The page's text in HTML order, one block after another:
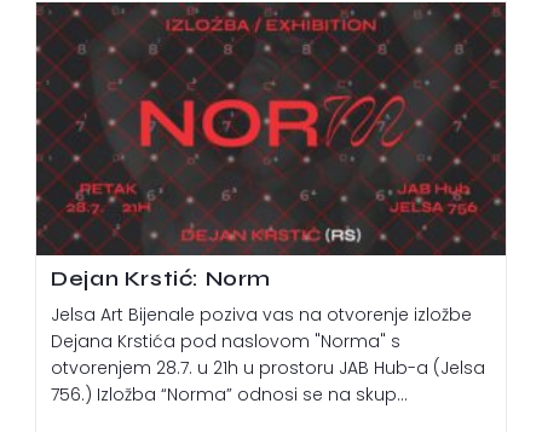
Dejan Krstić: Norm
Jelsa Art Bijenale poziva vas na otvorenje izložbe
Dejana Krstića pod naslovom "Norma" s
otvorenjem 28.7. u 21h u prostoru JAB Hub-a (Jelsa
756.) Izložba “Norma” odnosi se na skup…